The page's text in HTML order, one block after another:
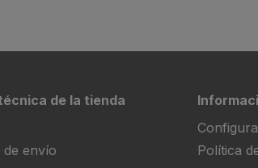
de la tienda
de envío
Política